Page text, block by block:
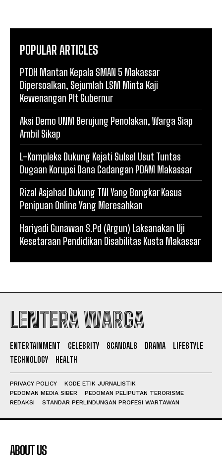
POPULAR ARTICLES
PTDH Mantan Kepala SMAN 5 Makassar
Dipersoalkan, Sejumlah LSM Minta Kaji
Kewenangan Plt Gubernur
Aksi Demo UNM Berujung Penolakan, Warga Siap
Ambil Sikap
L-Kompleks Dukung Kejati Sulsel Usut Tuntas
Dugaan Korupsi Dana Cadangan PDAM Makassar
Rizal Asjahad Dukung TNI Yang Bongkar Kasus
Penipuan Online Yang Meresahkan
Hariyadi Gunawan S.Pd (Argun) Laksanakan Uji
Kesetaraan Pendidikan Disabilitas Kusta Makassar
LENTERA WARGA
ENTERTAINMENT CELEBRITY SCANDALS DRAMA
LIFESTYLE
TECHNOLOGY
HEALTH
PRIVACY POLICY
KODE ETIK JURNALISTIK
PEDOMAN MEDIA SIBER
PEDOMAN PELIPUTAN TERORISME
REDAKSI
STANDAR PERLINDUNGAN PROFESI WARTAWAN
ABOUT US